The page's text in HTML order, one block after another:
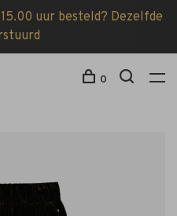
uur besteld? Dezelfde
0